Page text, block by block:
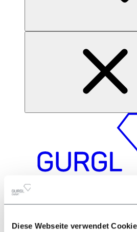
Diese Webseite verwendet